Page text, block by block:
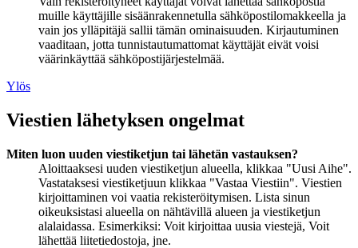
muille käyttäjille sisäänrakennetulla sähköpostilomakkeella ja
vain jos ylläpitäjä sallii tämän ominaisuuden. Kirjautuminen
vaaditaan, jotta tunnistautumattomat käyttäjät eivät voisi
väärinkäyttää sähköpostijärjestelmää.
Ylös
Viestien lähetyksen ongelmat
Miten luon uuden viestiketjun tai lähetän vastauksen?
Aloittaaksesi uuden viestiketjun alueella, klikkaa "Uusi Aihe".
Vastataksesi viestiketjuun klikkaa "Vastaa Viestiin". Viestien
kirjoittaminen voi vaatia rekisteröitymisen. Lista sinun
oikeuksistasi alueella on nähtävillä alueen ja viestiketjun
alalaidassa. Esimerkiksi: Voit kirjoittaa uusia viestejä, Voit
lähettää liitetiedostoja, jne.